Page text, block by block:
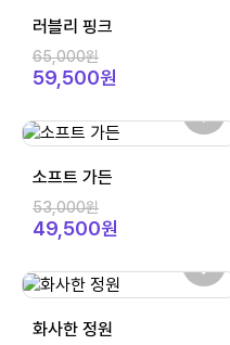
러블리 핑크
65,000원
59,500원
소프트 가든
53,000원
49,500원
화사한 정원